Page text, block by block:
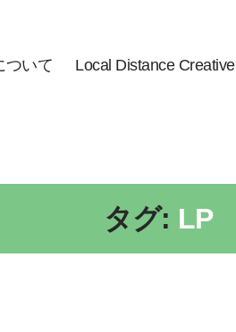
ついて Local Distance Creative
タグ: LP